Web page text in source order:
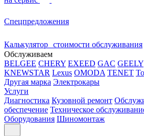
Спецпредложения
Калькулятор стоимости обслуживания
Обслуживаем
BELGEE CHERY EXEED GAC GEELY
KNEWSTAR Lexus OMODA TENET
Другая марка Электрокары
Услуги
Диагностика Кузовной ремонт
обеспечение Техническое
Оборудования Шиномонтаж